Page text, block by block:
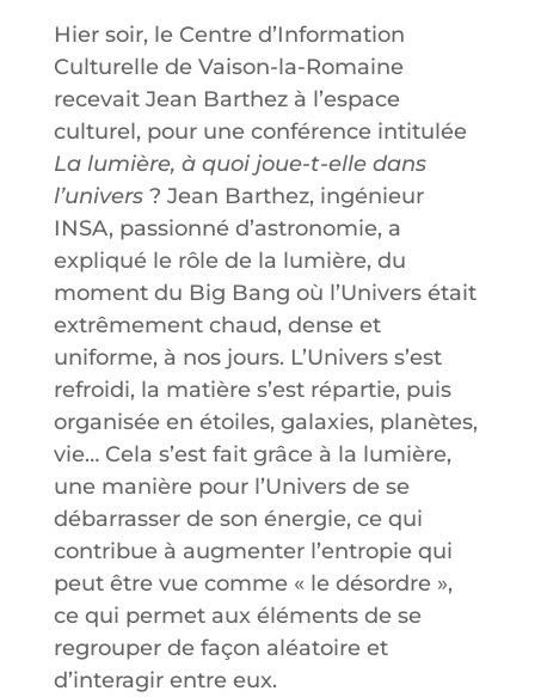
Hier soir, le Centre d’Information
Culturelle de Vaison-la-Romaine
recevait Jean Barthez à l’espace
culturel, pour une conférence intitulée
La lumière, à quoi joue-t-elle dans
l’univers? Jean Barthez, ingénieur
INSA, passionné d’astronomie, a
expliqué le rôle de la lumière, du
moment du Big Bang où l’Univers était
extrêmement chaud, dense et
uniforme, à nos jours. L’Univers s’est
refroidi, la matière s’est répartie, puis
organisée en étoiles, galaxies, planètes,
vie… Cela s’est fait grâce à la lumière,
une manière pour l’Univers de se
débarrasser de son énergie, ce qui
contribue à augmenter l’entropie qui
peut être vue comme « le désordre »,
ce qui permet aux éléments de se
regrouper de façon aléatoire et
d’interagir entre eux.